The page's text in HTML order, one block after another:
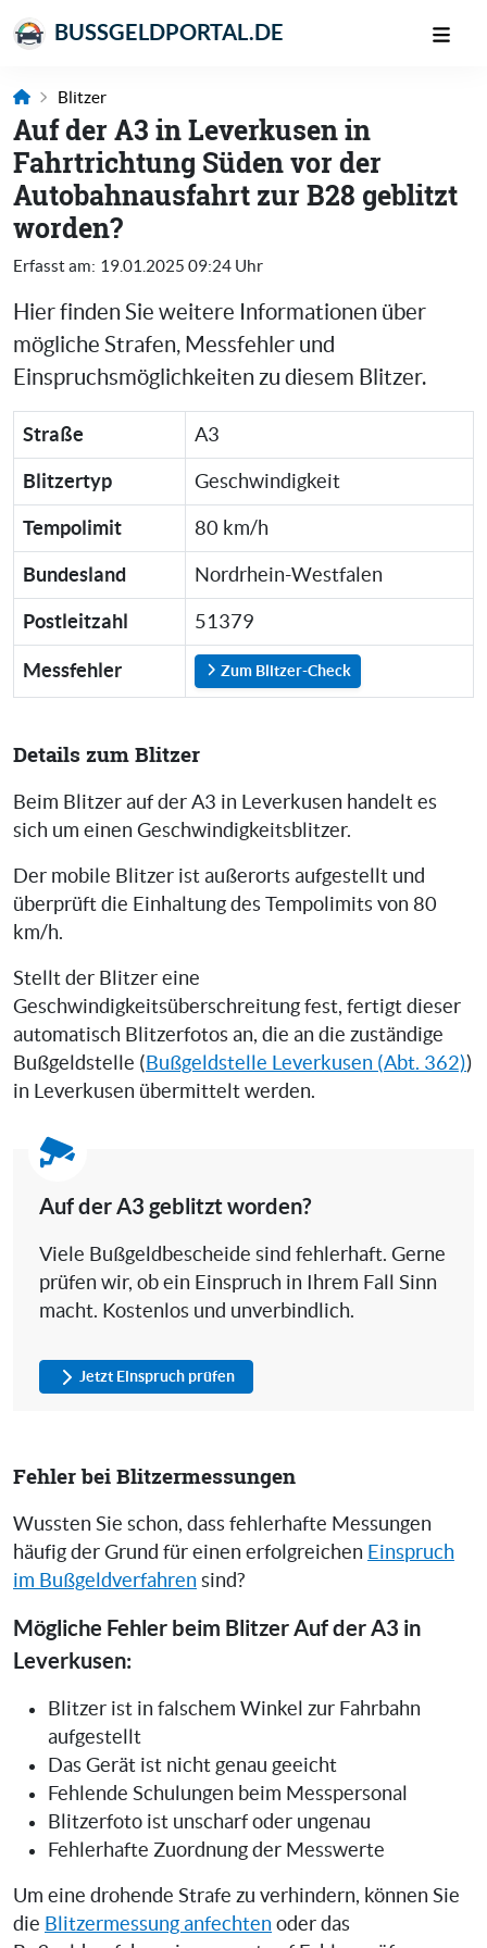
BUSSGELDPORTAL.DE
Blitzer
Auf der A3 in Leverkusen in
Fahrtrichtung Süden vor der
Autobahnausfahrt zur B28 geblitzt
worden?
Erfasst am: 19.01.2025 09:24 Uhr
Hier finden Sie weitere Informationen über
mögliche Strafen, Messfehler und
Einspruchsmöglichkeiten zu diesem Blitzer.
Straße A3
Blitzertyp Geschwindigkeit
Tempolimit 80 km/h
Bundesland Nordrhein-Westfalen
Postleitzahl 51379
Messfehler Zum Blitzer-Check
Details zum Blitzer
Beim Blitzer auf der A3 in Leverkusen handelt es
sich um einen Geschwindigkeitsblitzer.
Der mobile Blitzer ist außerorts aufgestellt und
überprüft die Einhaltung des Tempolimits von 80
km/h.
Stellt der Blitzer eine
Geschwindigkeitsüberschreitung fest, fertigt dieser
automatisch Blitzerfotos an, die an die zuständige
Bußgeldstelle ( Bußgeldstelle Leverkusen (Abt. 362))
in Leverkusen übermittelt werden.
Auf der A3 geblitzt worden?
Viele Bußgeldbescheide sind fehlerhaft. Gerne
prüfen wir, ob ein Einspruch in Ihrem Fall Sinn
macht. Kostenlos und unverbindlich.
Jetzt Einspruch prüfen
Fehler bei Blitzermessungen
Wussten Sie schon, dass fehlerhafte Messungen
häufig der Grund für einen erfolgreichen Einspruch
im Bußgeldverfahren sind?
Mögliche Fehler beim Blitzer Auf der A3 in
Leverkusen:
Blitzer ist in falschem Winkel zur Fahrbahn
aufgestellt
Das Gerät ist nicht genau geeicht
Fehlende Schulungen beim Messpersonal
Blitzerfoto ist unscharf oder ungenau
Fehlerhafte Zuordnung der Messwerte
Um eine drohende Strafe zu verhindern, können Sie
die Blitzermessung anfechten oder das